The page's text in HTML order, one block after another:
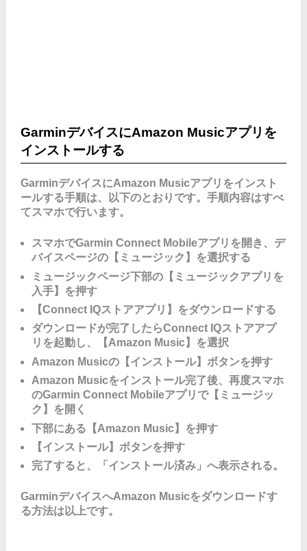
GarminデバイスにAmazon Musicアプリを
インストールする
GarminデバイスにAmazon Musicアプリをインスト
ールする手順は、以下のとおりです。手順内容はすべ
てスマホで行います。
スマホでGarmin Connect Mobileアプリを開き、デ
バイスページの【ミュージック】を選択する
ミュージックページ下部の【ミュージックアプリを
入手】を押す
【Connect IQストアアプリ】をダウンロードする
ダウンロードが完了したらConnect IQストアアプ
リを起動し、【Amazon Music】を選択
Amazon Musicの【インストール】ボタンを押す
Amazon Musicをインストール完了後、再度スマホ
のGarmin Connect Mobileアプリで【ミュージッ
ク】を開く
下部にある【Amazon Music】を押す
【インストール】ボタンを押す
完了すると、「インストール済み」へ表示される。
GarminデバイスへAmazon Musicをダウンロードす
る方法は以上です。